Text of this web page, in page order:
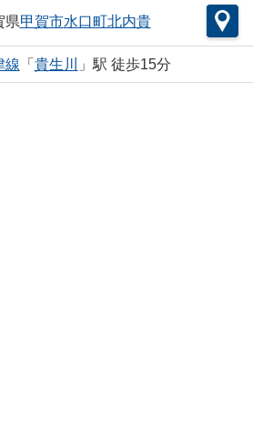
県甲賀市水口町北内貴
線 「 貴生川 」駅 徒歩15分